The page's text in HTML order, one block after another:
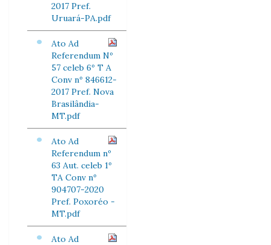
2017 Pref.
Uruará-PA.pdf
Ato Ad
Referendum Nº
57 celeb 6º T A
Conv nº 846612-
2017 Pref. Nova
Brasilândia-
MT.pdf
Ato Ad
Referendum nº
63 Aut. celeb 1º
TA Conv nº
904707-2020
Pref. Poxoréo -
MT.pdf
Ato Ad